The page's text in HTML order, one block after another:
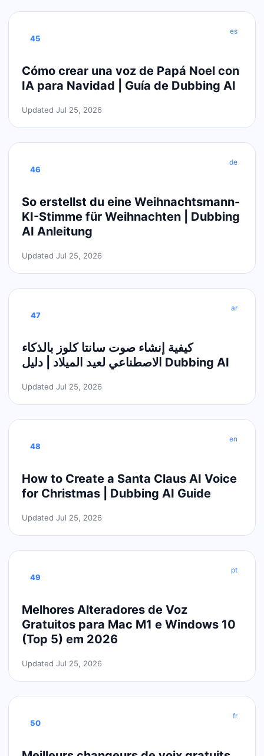
45
es
Cómo crear una voz de Papá Noel con
IA para Navidad | Guía de Dubbing AI
Updated Jul 25, 2026
46
de
So erstellst du eine Weihnachtsmann-
KI-Stimme für Weihnachten | Dubbing
AI Anleitung
Updated Jul 25, 2026
47
ar
كيفية إنشاء صوت سانتا كلوز بالذكاء
الاصطناعي لعيد الميلاد | دليل Dubbing AI
Updated Jul 25, 2026
48
en
How to Create a Santa Claus AI Voice
for Christmas | Dubbing AI Guide
Updated Jul 25, 2026
49
pt
Melhores Alteradores de Voz
Gratuitos para Mac M1 e Windows 10
(Top 5) em 2026
Updated Jul 25, 2026
50
fr